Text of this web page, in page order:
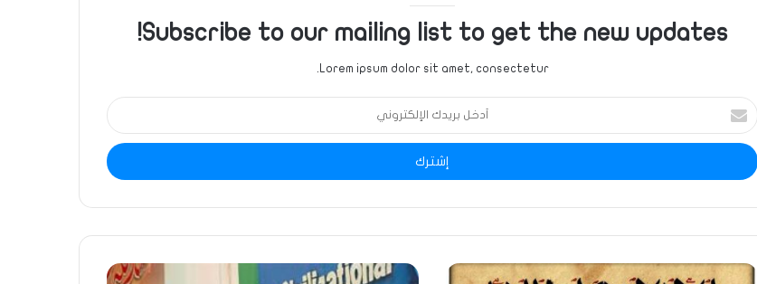
Subscribe to our mailing list to get the new updates!
Lorem ipsum dolor sit amet, consectetur.
أدخل
بريدك
الإلكتروني